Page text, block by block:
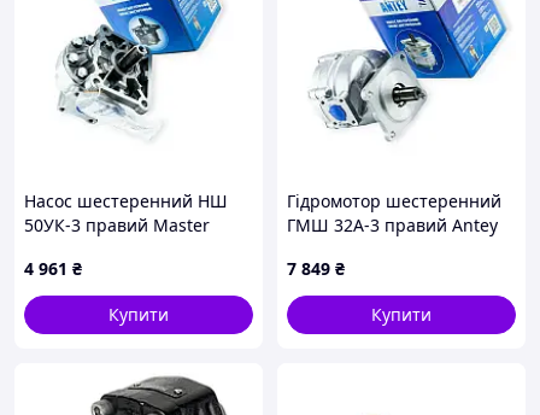
Насос шестеренний НШ
50УК-3 правий Master
4 961 ₴
Купити
Гідромотор шестеренний
ГМШ 32А-3 правий Antey
7 849 ₴
Купити